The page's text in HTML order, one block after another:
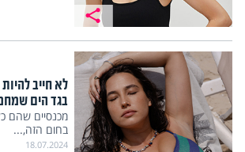
לא חייב
בגד הים
מכנסיים שהם
בחום הזה,...
18.07.2024